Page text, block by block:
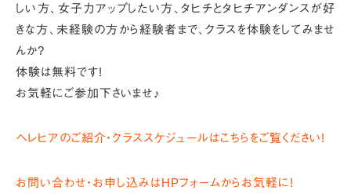
しい方、 女子力アップしたい方、タヒチとタヒチアンダンスが好
きな方、 未経験の方から経験者まで、クラスを体験をしてみませ
んか?
体験は無料です!
お気軽にご参加下さいませ♪
ヘレヒアのご紹介・クラススケジュールはこちらをご覧ください!
お問い合わせ・お申し込みはHPフォームからお気軽に!